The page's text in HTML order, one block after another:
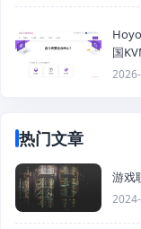
国
热门文章
游戏